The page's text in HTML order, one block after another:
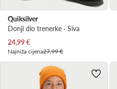
Quiksilver
Donji dio trenerke · Siva
Trenutna cijena
24,99€
Najniža cijena27,99 €